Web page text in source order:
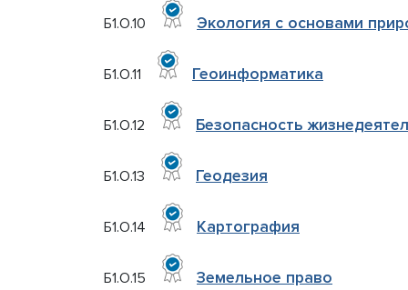
Б1.О.10 Экология с основами
Б1.О.11 Геоинформатика
Б1.О.12 Безопасность
Б1.О.13 Геодезия
Б1.О.14 Картография
Б1.О.15 Земельное право